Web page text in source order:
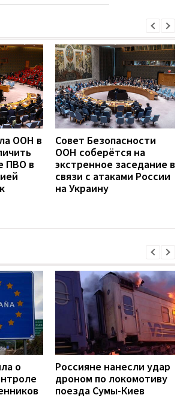
ООН в
ПВО в
Совет Безопасности
ООН соберётся на
экстренное заседание в
связи с атаками России
на Украину
о
Россияне нанесли удар
дроном по локомотиву
поезда Сумы-Киев